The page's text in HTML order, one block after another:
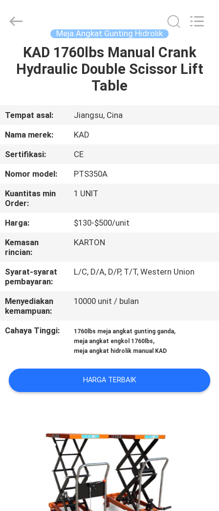
RUMAH
VIDEO
KAMI
TUR
PABRIK
KONTROL
KUALITAS
HUBUNGI
KAMI
BERITA
PERMINTAAN
PENAWARAN
PRIVACY
Machinery
Co.,Ltd.
Meja Angkat Gunting Hidrolik
KAD 1760lbs Manual Crank
Hydraulic Double Scissor Lift
Table
Tempat asal:
Jiangsu, Cina
Nama merek:
KAD
Sertifikasi:
CE
Nomor model:
PTS350A
Kuantitas min
Order:
1 UNIT
Harga:
$130-$500/unit
Kemasan
rincian:
KARTON
Syarat-syarat
pembayaran:
L/C, D/A, D/P, T/T, Western Union
Menyediakan
kemampuan:
10000 unit / bulan
Cahaya Tinggi: 1760lbs meja angkat gunting ganda,
meja angkat engkol 1760lbs,
meja angkat hidrolik manual KAD
HARGA TERBAIK